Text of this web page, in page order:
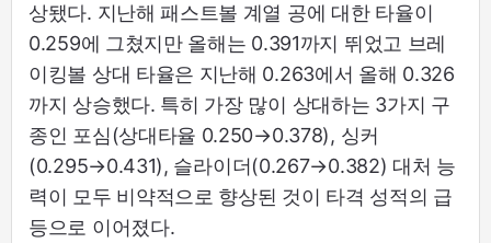
상됐다. 지난해 패스트볼 계열 공에 대한 타율이
0.259에 그쳤지만 올해는 0.391까지 뛰었고 브레
이킹볼 상대 타율은 지난해 0.263에서 올해 0.326
까지 상승했다. 특히 가장 많이 상대하는 3가지 구
종인 포심(상대타율 0.250→0.378), 싱커
(0.295→0.431), 슬라이더(0.267→0.382) 대처 능
력이 모두 비약적으로 향상된 것이 타격 성적의 급
등으로 이어졌다.